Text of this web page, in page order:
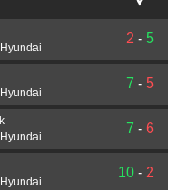
2 - 5
7 - 5
7 - 6
10 - 2